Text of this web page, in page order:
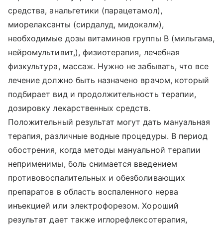
средства, анальгетики (парацетамол),
миорелаксанты (сирдалуд, мидокалм),
необходимые дозы витаминов группы B (мильгама,
нейромультивит,), физиотерапия, лечебная
физкультура, массаж. Нужно не забывать, что все
лечение должно быть назначено врачом, который
подбирает вид и продолжительность терапии,
дозировку лекарственных средств.
Положительный результат могут дать мануальная
терапия, различные водные процедуры. В период
обострения, когда методы мануальной терапии
неприменимы, боль снимается введением
противовоспалительных и обезболивающих
препаратов в область воспаленного нерва
инъекцией или электрофорезом. Хороший
результат дает также иглорефлексотерапия,